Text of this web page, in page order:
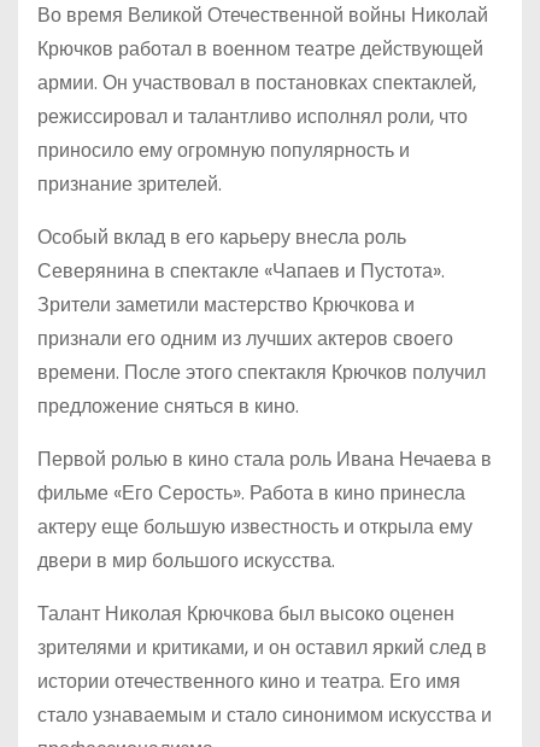
Во время Великой Отечественной войны Николай
Крючков работал в военном театре действующей
армии. Он участвовал в постановках спектаклей,
режиссировал и талантливо исполнял роли, что
приносило ему огромную популярность и
признание зрителей.
Особый вклад в его карьеру внесла роль
Северянина в спектакле «Чапаев и Пустота».
Зрители заметили мастерство Крючкова и
признали его одним из лучших актеров своего
времени. После этого спектакля Крючков получил
предложение сняться в кино.
Первой ролью в кино стала роль Ивана Нечаева в
фильме «Его Серость». Работа в кино принесла
актеру еще большую известность и открыла ему
двери в мир большого искусства.
Талант Николая Крючкова был высоко оценен
зрителями и критиками, и он оставил яркий след в
истории отечественного кино и театра. Его имя
стало узнаваемым и стало синонимом искусства и